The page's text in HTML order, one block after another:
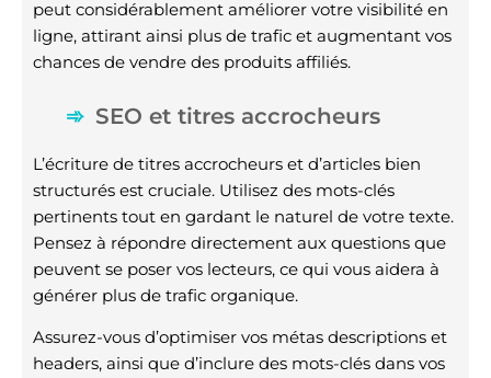
peut considérablement améliorer votre visibilité en
ligne, attirant ainsi plus de trafic et augmentant vos
chances de vendre des produits affiliés.
SEO et titres accrocheurs
L’écriture de titres accrocheurs et d’articles bien
structurés est cruciale. Utilisez des mots-clés
pertinents tout en gardant le naturel de votre texte.
Pensez à répondre directement aux questions que
peuvent se poser vos lecteurs, ce qui vous aidera à
générer plus de trafic organique.
Assurez-vous d’optimiser vos métas descriptions et
headers, ainsi que d’inclure des mots-clés dans vos